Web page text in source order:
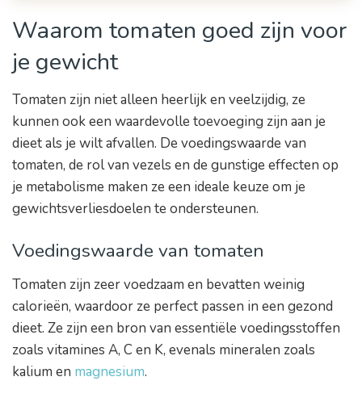
Waarom tomaten goed zijn voor
je gewicht
Tomaten zijn niet alleen heerlijk en veelzijdig, ze
kunnen ook een waardevolle toevoeging zijn aan je
dieet als je wilt afvallen. De voedingswaarde van
tomaten, de rol van vezels en de gunstige effecten op
je metabolisme maken ze een ideale keuze om je
gewichtsverliesdoelen te ondersteunen.
Voedingswaarde van tomaten
Tomaten zijn zeer voedzaam en bevatten weinig
calorieën, waardoor ze perfect passen in een gezond
dieet. Ze zijn een bron van essentiële voedingsstoffen
zoals vitamines A, C en K, evenals mineralen zoals
kalium en magnesium.